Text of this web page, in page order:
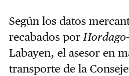
Según los datos
recabados por
Labayen, el asesor en
transporte de la